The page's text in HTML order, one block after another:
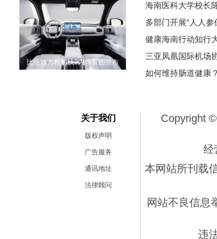
比亚迪方程豹钛3内饰官图发布
海南医科大学校长
多部门开展“人人参
健康海南行动知行
三亚凤凰国际机场
如何维持肠道健康
关于我们
版权声明
广告服务
通讯地址
法律顾问
Copyright
经
本网站所刊载
网站不良信息
违